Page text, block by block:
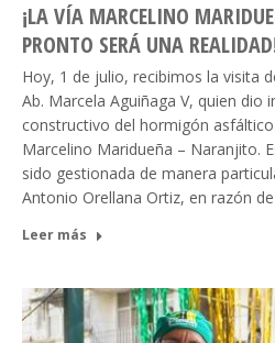
¡LA VÍA MARCELINO
PRONTO SERÁ UNA
Hoy, 1 de julio, recibimos la visita
Ab. Marcela Aguiñaga V, quien dio
constructivo del hormigón
Marcelino Maridueña – Naranjito.
sido gestionada de manera
Antonio Orellana Ortiz, en razón
Leer más